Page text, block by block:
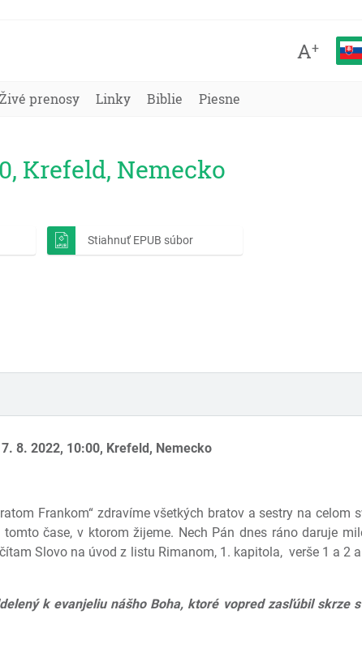
A+
Živé prenosy Linky Biblie Piesne
Krefeld, Nemecko
Stiahnuť EPUB súbor
8. 2022, 10:00, Krefeld, Nemecko
Frankom“ zdravíme všetkých bratov a sestry na celom
čase, v ktorom žijeme. Nech Pán dnes ráno daruje
Slovo na úvod z listu Rimanom, 1. kapitola, verše 1 a 2
k evanjeliu nášho Boha, ktoré vopred zasľúbil skrze